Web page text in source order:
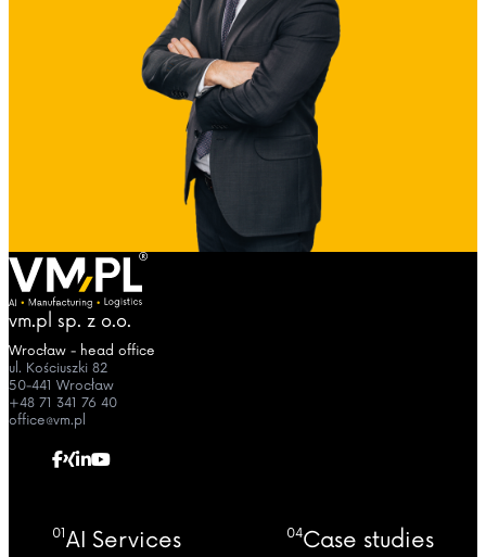
vm.pl sp. z o.o.
Wrocław - head office
ul. Kościuszki 82
50-441 Wrocław
+48 71 341 76 40
office@vm.pl
01AI Services 04Case studies